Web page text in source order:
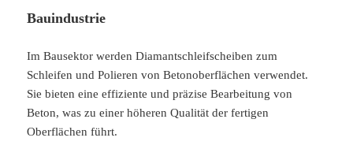
Bauindustrie
Im Bausektor werden Diamantschleifscheiben zum
Schleifen und Polieren von Betonoberflächen verwendet.
Sie bieten eine effiziente und präzise Bearbeitung von
Beton, was zu einer höheren Qualität der fertigen
Oberflächen führt.